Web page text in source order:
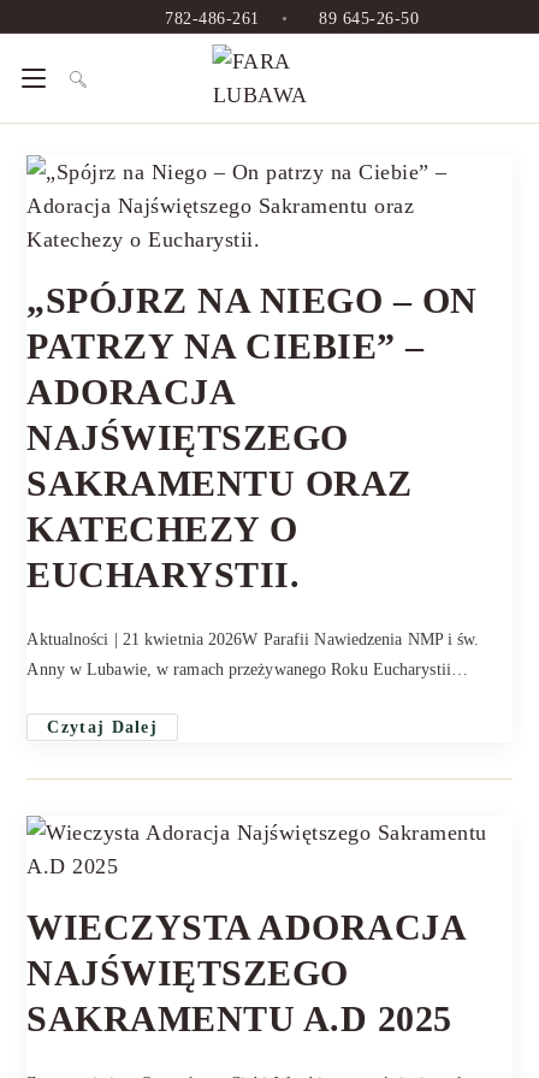
782-486-261 • 89 645-26-50
„SPÓJRZ NA NIEGO – ON
PATRZY NA CIEBIE” –
ADORACJA
NAJŚWIĘTSZEGO
SAKRAMENTU ORAZ
KATECHEZY O
EUCHARYSTII.
Aktualności | 21 kwietnia 2026W Parafii Nawiedzenia NMP i św.
Anny w Lubawie, w ramach przeżywanego Roku Eucharystii…
Czytaj Dalej
WIECZYSTA ADORACJA
NAJŚWIĘTSZEGO
SAKRAMENTU A.D 2025